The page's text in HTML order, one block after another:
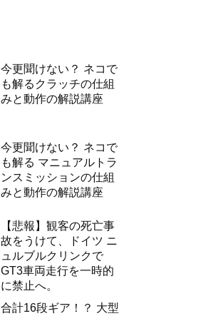
今更聞けない？ ネコで
も解るクラッチの仕組
みと動作の解説講座
今更聞けない？ ネコで
も解る マニュアルトラ
ンスミッションの仕組
みと動作の解説講座
【悲報】観客の死亡事
故をうけて、ドイツ ニ
ュルブルクリンクで
GT3車両走行を一時的
に禁止へ。
合計16段ギア！？ 大型